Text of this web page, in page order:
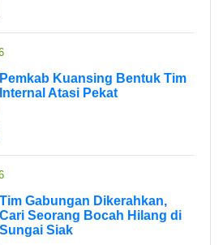
Pemkab Kuansing Bentuk Tim
Internal Atasi Pekat
Tim Gabungan Dikerahkan,
Cari Seorang Bocah Hilang di
Sungai Siak